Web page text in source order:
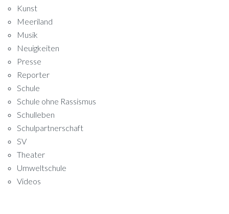
Kunst
Meeriland
Musik
Neuigkeiten
Presse
Reporter
Schule
Schule ohne Rassismus
Schulleben
Schulpartnerschaft
SV
Theater
Umweltschule
Videos